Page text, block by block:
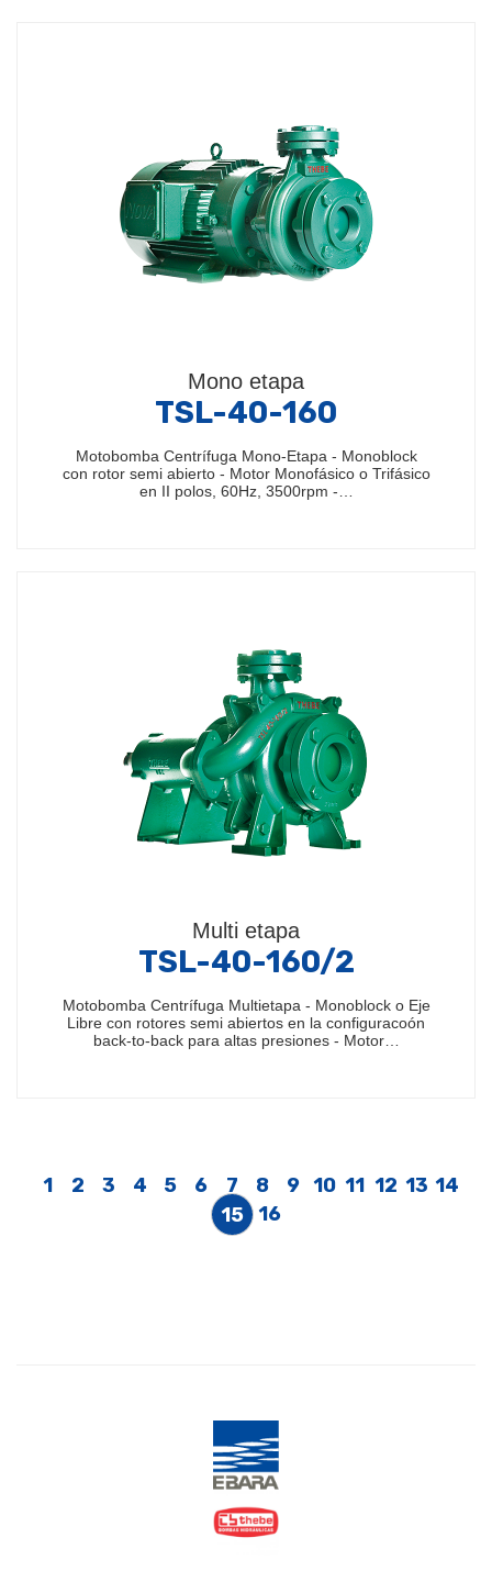
Mono etapa
TSL-40-160
Motobomba Centrífuga Mono-Etapa - Monoblock
con rotor semi abierto - Motor Monofásico o Trifásico
en II polos, 60Hz, 3500rpm -…
Multi etapa
TSL-40-160/2
Motobomba Centrífuga Multietapa - Monoblock o Eje
Libre con rotores semi abiertos en la configuracoón
back-to-back para altas presiones - Motor…
1 2 3 4 5 6 7 8 9 10 11 12 13 14
15
16